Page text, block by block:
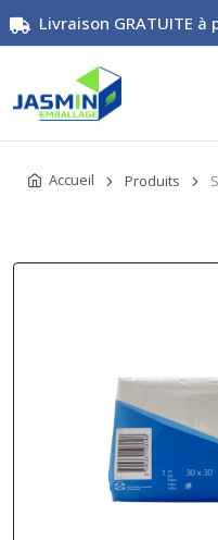
Livraison GRATUITE
Accueil Produits